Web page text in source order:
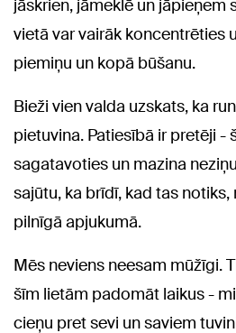
jāskrien, jāmeklē un jāpieņem
vietā var vairāk koncentrēties
piemiņu un kopā būšanu.
Bieži vien valda uzskats, ka
pietuvina. Patiesībā ir pretēji -
sagatavoties un mazina
sajūtu, ka brīdī, kad tas
pilnīgā apjukumā.
Mēs neviens neesam mūžīgi.
šīm lietām padomāt laikus -
cieņu pret sevi un saviem